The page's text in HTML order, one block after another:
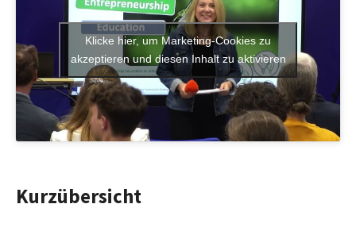
Klicke hier, um Marketing-Cookies zu
akzeptieren und diesen Inhalt zu aktivieren
Kurzübersicht